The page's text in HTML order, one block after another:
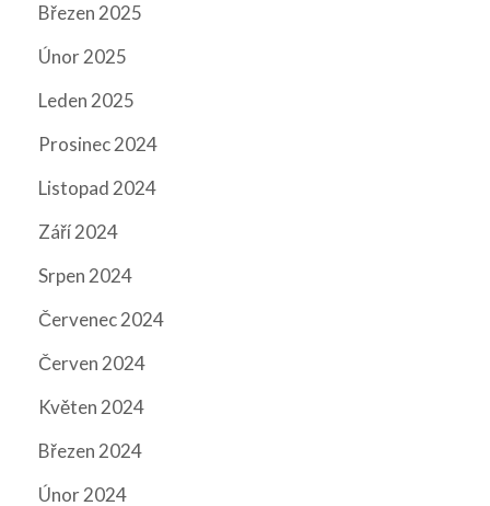
Březen 2025
Únor 2025
Leden 2025
Prosinec 2024
Listopad 2024
Září 2024
Srpen 2024
Červenec 2024
Červen 2024
Květen 2024
Březen 2024
Únor 2024